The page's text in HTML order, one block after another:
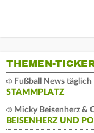
THEMEN-
Fußball News täglich
STAMMPLATZ
Micky Beisenherz &
BEISENHERZ UND